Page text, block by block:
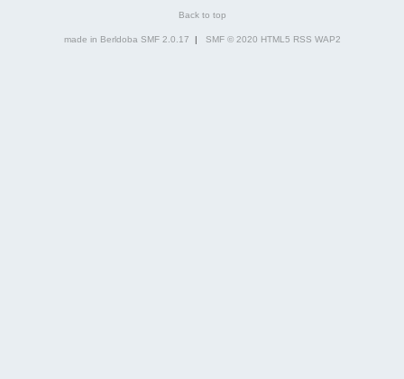
Back to top
made in Berldoba SMF 2.0.17 | SMF © 2020 HTML5 RSS WAP2